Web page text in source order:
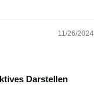
11/26/2024
Darstellen